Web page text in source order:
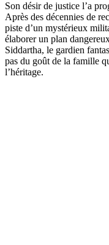
Son désir de justice l’a
Après des décennies de
piste d’un mystérieux
élaborer un plan
Siddartha, le gardien
pas du goût de la famille
l’héritage.